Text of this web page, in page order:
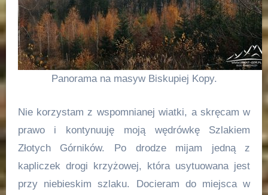
Panorama na masyw Biskupiej Kopy.
Nie korzystam z wspomnianej wiatki, a skręcam w
prawo i kontynuuję moją wędrówkę Szlakiem
Złotych Górników. Po drodze mijam jedną z
kapliczek drogi krzyżowej, która usytuowana jest
przy niebieskim szlaku. Docieram do miejsca w